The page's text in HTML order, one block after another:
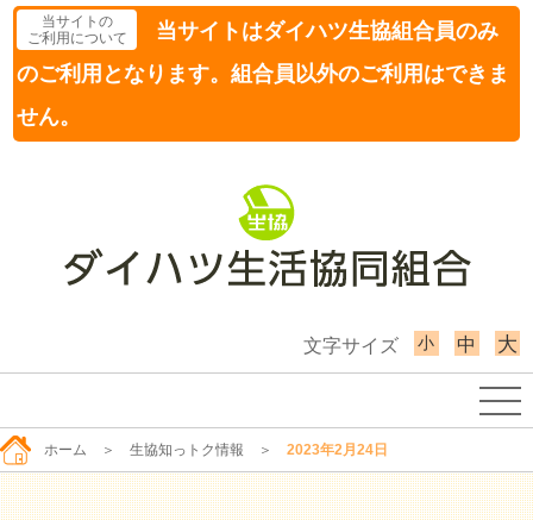
当サイトの
ご利用について
当サイトはダイハツ生協組合員のみ
のご利用となります。組合員以外のご利用はできま
せん。
文字サイズ 小 中 大
ホーム ＞ 生協知っトク情報 ＞ 2023年2月24日